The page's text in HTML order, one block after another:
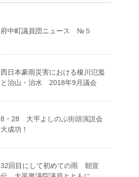
府中町議員団ニュース №５
西日本豪雨災害における榎川氾濫
と治山・治水 2018年9月議会
8・28 大平よしのぶ街頭演説会
大成功！
32回目にして初めての雨 朝宣